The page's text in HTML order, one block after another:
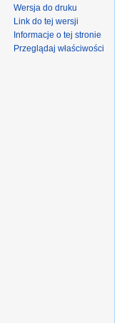
Wersja do druku
Link do tej wersji
Informacje o tej stronie
Przeglądaj właściwości